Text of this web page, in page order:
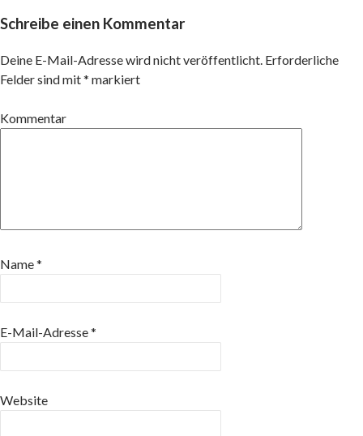
Schreibe einen Kommentar
Deine E-Mail-Adresse wird nicht veröffentlicht. Erforderliche
Felder sind mit* markiert
Kommentar
Name*
E-Mail-Adresse*
Website